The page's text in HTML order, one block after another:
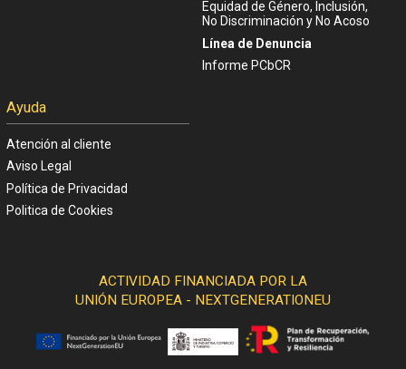
Equidad de Género, Inclusión,
No Discriminación y No Acoso
Línea de Denuncia
Informe PCbCR
Ayuda
Atención al cliente
Aviso Legal
Política de Privacidad
Politica de Cookies
ACTIVIDAD FINANCIADA POR LA
UNIÓN EUROPEA - NEXTGENERATIONEU